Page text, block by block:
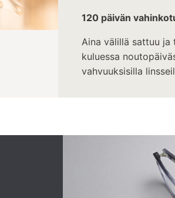
120 päivän
Aina välillä sattuu ja
kuluessa
vahvuuksisilla